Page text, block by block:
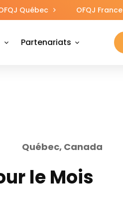
Québec OFQJ France
Partenariats
Québec, Canada
le Mois